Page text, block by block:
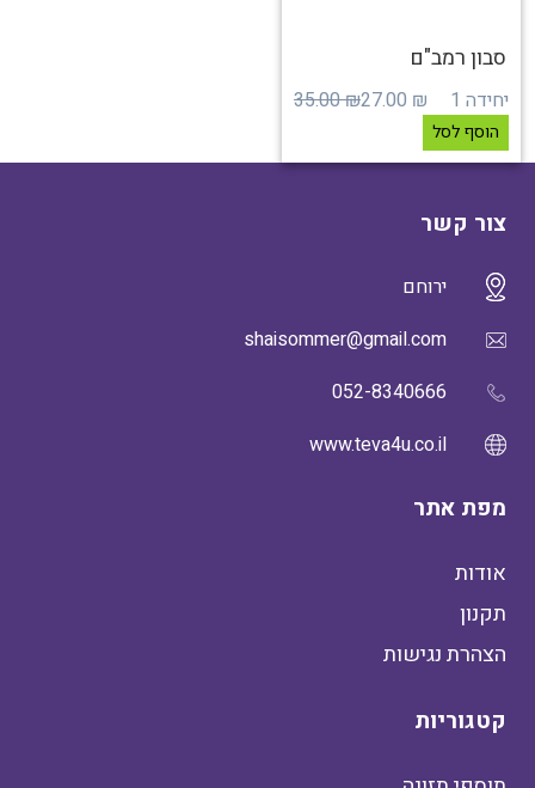
סבון רמב"ם
יחידה 1 ₪ 27.00
₪ 35.00
הוסף לסל
צור קשר
ירוחם
shaisommer@gmail.com
052-8340666
www.teva4u.co.il
מפת אתר
אודות
תקנון
הצהרת נגישות
קטגוריות